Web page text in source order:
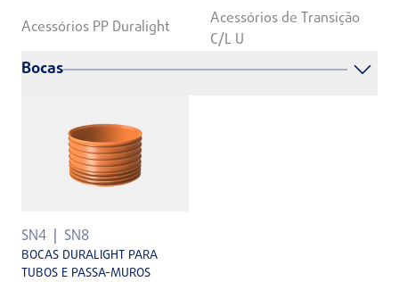
Acessórios PP Duralight
Acessórios de Transição
C/L U
Bocas
SN4 SN8
BOCAS DURALIGHT PARA
TUBOS E PASSA-MUROS